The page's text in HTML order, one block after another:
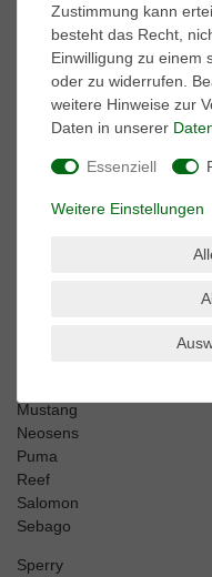
BK British-Knights
Buffalo
Caprice
Caterpillar
Columbia
Converse
Dr. Martens
Mustang
Neosens
Puma
Reef
Salomon
Sebago
Sperry
Zustimmung kann
besteht das Recht,
Einwilligung zu einem
oder zu widerrufen.
weitere Hinweise zur
Daten in unserer
Essenziell
Weitere Einstellungen